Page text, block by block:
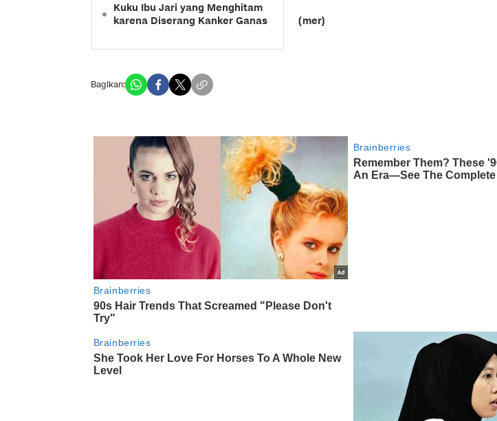
Kuku Ibu Jari yang Menghitam
karena Diserang Kanker Ganas
(mer)
Bagikan: